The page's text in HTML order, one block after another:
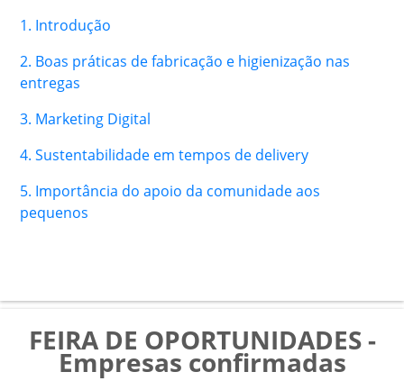
1. Introdução
2. Boas práticas de fabricação e higienização nas
entregas
3. Marketing Digital
4. Sustentabilidade em tempos de delivery
5. Importância do apoio da comunidade aos
pequenos
FEIRA DE OPORTUNIDADES -
Empresas confirmadas